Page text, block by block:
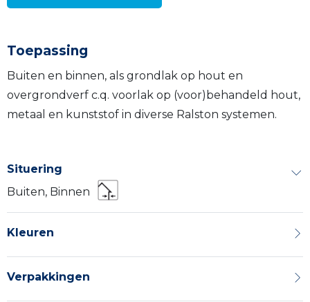
Toepassing
Buiten en binnen, als grondlak op hout en
overgrondverf c.q. voorlak op (voor)behandeld hout,
metaal en kunststof in diverse Ralston systemen.
Situering
Buiten, Binnen
Kleuren
Verpakkingen